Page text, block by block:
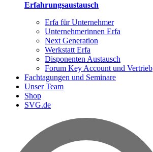
Erfahrungsaustausch
Erfa für Unternehmer
Unternehmerinnen Erfa
Next Generation
Werkstatt Erfa
Disponenten Austausch
Forum Key Account und Vertrieb
Fachtagungen und Seminare
Unser Team
Shop
SVG.de